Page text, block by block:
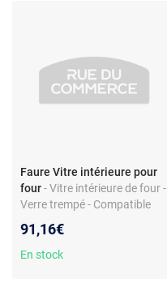
Faure Vitre intérieure pour
four- Vitre intérieure de four -
Verre trempé - Compatible
FOP27901XK - Réf.
356163001
91,16€
En stock